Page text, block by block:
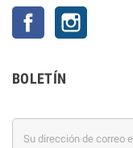
Facebook
BOLETÍN